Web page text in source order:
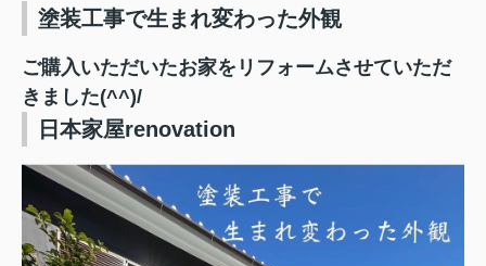
塗装工事で生まれ変わった外観
ご購入いただいたお家をリフォームさせていただ
きました(^^)/
日本家屋renovation